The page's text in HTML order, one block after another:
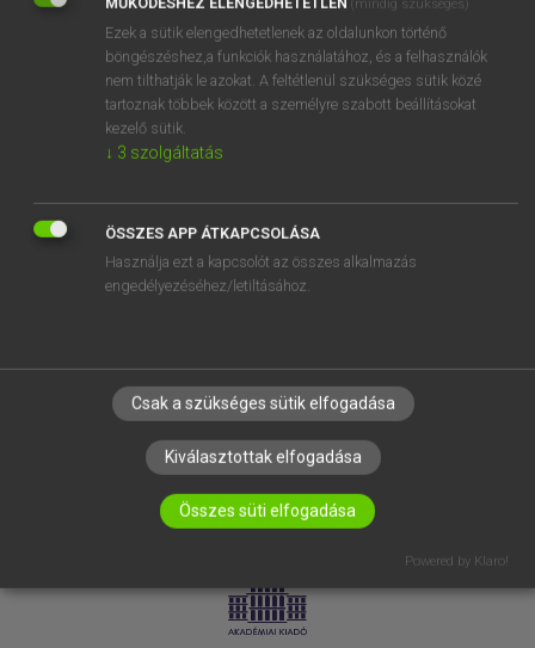
EGYÉNI FELHASZNÁLÓKNAK
TANULÓKNAK
OKTATÁSI INTÉZMÉNYEKNEK
VÁLLALATI MEGOLDÁSOK
RÓLUNK
ELÉRHETŐSÉG
SÜTI BEÁLLÍTÁSOK
LICENCSZERZŐDÉS ADATVÉDELEM
(mindig szükséges)
Ezek a sütik elengedhetetlenek az oldalunkon történő
böngészéshez,a funkciók használatához, és a felhasználók
nem tilthatják le azokat. A feltétlenül szükséges sütik közé
tartoznak többek között a személyre szabott beállításokat
kezelő sütik.
↓ 3 szolgáltatás
ÖSSZES APP ÁTKAPCSOLÁSA
Használja ezt a kapcsolót az összes alkalmazás
engedélyezéséhez/letiltásához.
Csak a szükséges sütik elfogadása
Kiválasztottak elfogadása
Összes süti elfogadása
Powered by Klaro!